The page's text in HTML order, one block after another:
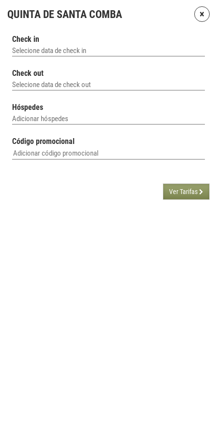
×
QUINTA DE SANTA COMBA
Check in
Selecione data de check in
Check out
Selecione data de check out
Hóspedes
Adicionar hóspedes
Código promocional
Ver Tarifas